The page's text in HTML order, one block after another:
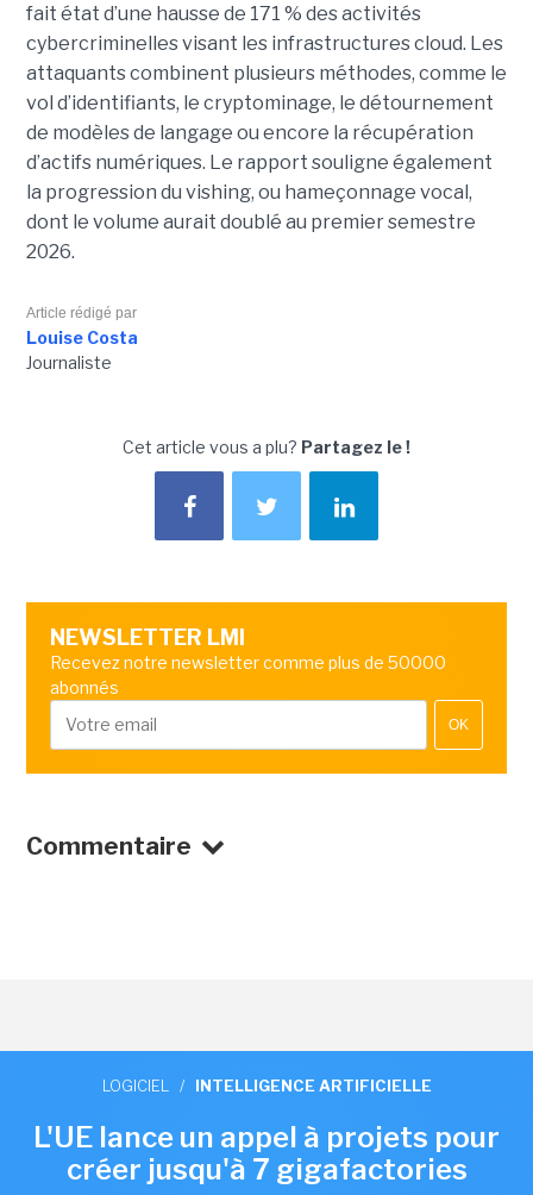
fait état d’une hausse de 171 % des activités
cybercriminelles visant les infrastructures cloud. Les
attaquants combinent plusieurs méthodes, comme le
vol d’identifiants, le cryptominage, le détournement
de modèles de langage ou encore la récupération
d’actifs numériques. Le rapport souligne également
la progression du vishing, ou hameçonnage vocal,
dont le volume aurait doublé au premier semestre
2026.
Article rédigé par
Louise Costa
Journaliste
Cet article vous a plu? Partagez le !
NEWSLETTER LMI
Recevez notre newsletter comme plus de 50000
abonnés
OK
Commentaire
LOGICIEL / INTELLIGENCE ARTIFICIELLE
L'UE lance un appel à projets pour
créer jusqu'à 7 gigafactories